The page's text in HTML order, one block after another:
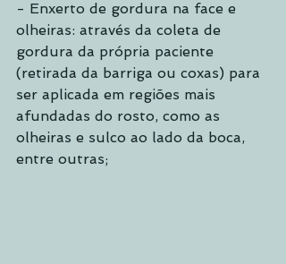
- Enxerto de gordura na face e
olheiras: através da coleta de
gordura da própria paciente
(retirada da barriga ou coxas) para
ser aplicada em regiões mais
afundadas do rosto, como as
olheiras e sulco ao lado da boca,
entre outras;